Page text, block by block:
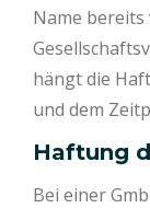
Name
hängt die
und dem
Haftung
Bei einer